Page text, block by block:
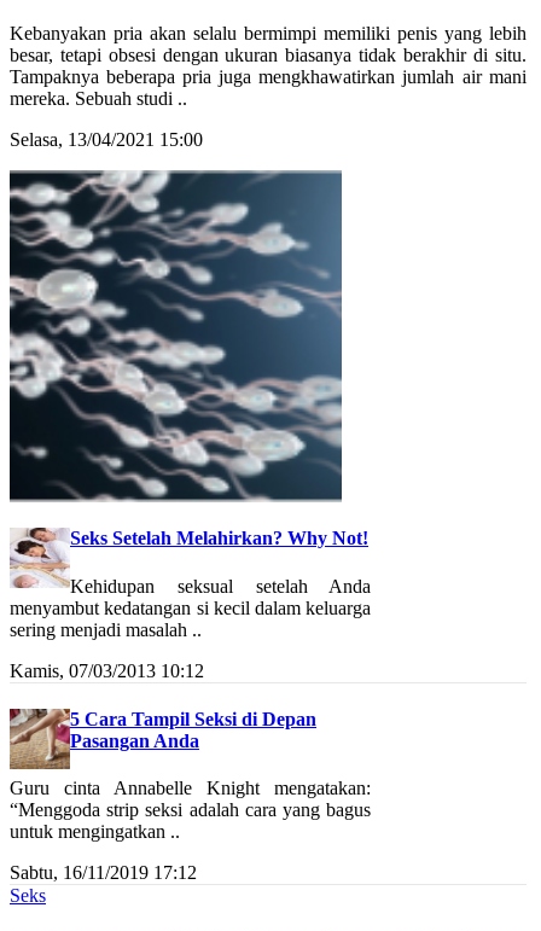
Kebanyakan pria akan selalu bermimpi memiliki penis yang lebih
besar, tetapi obsesi dengan ukuran biasanya tidak berakhir di situ.
Tampaknya beberapa pria juga mengkhawatirkan jumlah air mani
mereka. Sebuah studi ..
Selasa, 13/04/2021 15:00
Seks Setelah Melahirkan? Why Not!
Kehidupan seksual setelah Anda
menyambut kedatangan si kecil dalam keluarga
sering menjadi masalah ..
Kamis, 07/03/2013 10:12
5 Cara Tampil Seksi di Depan
Pasangan Anda
Guru cinta Annabelle Knight mengatakan:
“Menggoda strip seksi adalah cara yang bagus
untuk mengingatkan ..
Sabtu, 16/11/2019 17:12
Seks